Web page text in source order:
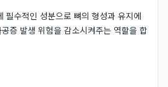
필수적인 성분으로 뼈의 형성과 유지에
증 발생 위험을 감소시켜주는 역할을 합